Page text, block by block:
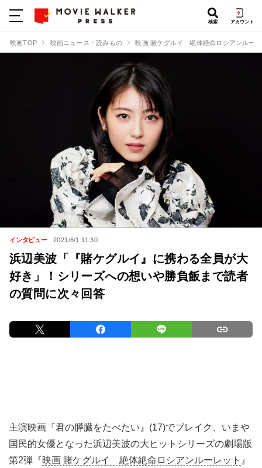
検索 アカウント
映画TOP 映画ニュース・読みもの 映画 賭ケグルイ 絶体絶命ロシアンルー
インタビュー 2021/6/1 11:30
浜辺美波「『賭ケグルイ』に携わる全員が大
好き」！シリーズへの想いや勝負飯まで読者
の質問に次々回答
主演映画『君の膵臓をたべたい』(17)でブレイク、いまや
国民的女優となった浜辺美波の大ヒットシリーズの劇場版
第2弾『映画 賭ケグルイ 絶体絶命ロシアンルーレット 』